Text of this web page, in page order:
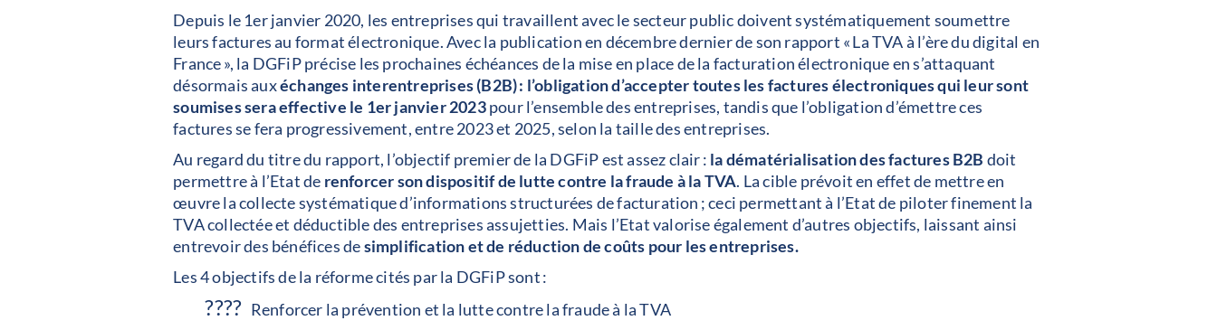
Depuis le 1er janvier 2020, les entreprises qui travaillent avec le secteur public doivent systématiquement soumettre
leurs factures au format électronique. Avec la publication en décembre dernier de son rapport « La TVA à l’ère du digital en
France », la DGFiP précise les prochaines échéances de la mise en place de la facturation électronique en s’attaquant
désormais auxéchanges interentreprises (B2B) : l’obligation d’accepter toutes les factures électroniques qui leur sont
soumisessera effective le 1er janvier 2023pour l’ensemble des entreprises, tandis que l’obligation d’émettre ces
factures se fera progressivement, entre 2023 et 2025, selon la taille des entreprises.
Au regard du titre du rapport, l’objectif premier de la DGFiP est assez clair : la dématérialisation des factures B2B doit
permettre à l’Etat de renforcer son dispositif de lutte contre la fraude à la TVA. La cible prévoit en effet de mettre en
œuvre la collecte systématique d’informations structurées de facturation ; ceci permettant à l’Etat de piloter finement la
TVA collectée et déductible des entreprises assujetties. Mais l’Etat valorise également d’autres objectifs, laissant ainsi
entrevoir des bénéfices desimplification et de réduction de coûts pour les entreprises.
Les 4 objectifs de la réforme cités par la DGFiP sont :
???? Renforcer la prévention et la lutte contre la fraude à la TVA